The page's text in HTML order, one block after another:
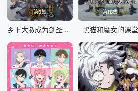
第5集
乡下大叔成为剑圣 第二季
第18集
黑猫和魔女的课堂